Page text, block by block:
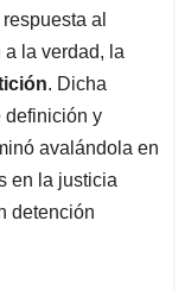
al
la verdad, la
. Dicha
definición y
avalándola en
en la justicia
detención